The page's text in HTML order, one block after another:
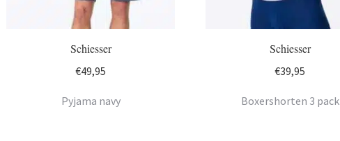
Schiesser
€49,95
Pyjama navy
Schiesser
€39,95
Boxershorten 3 pack